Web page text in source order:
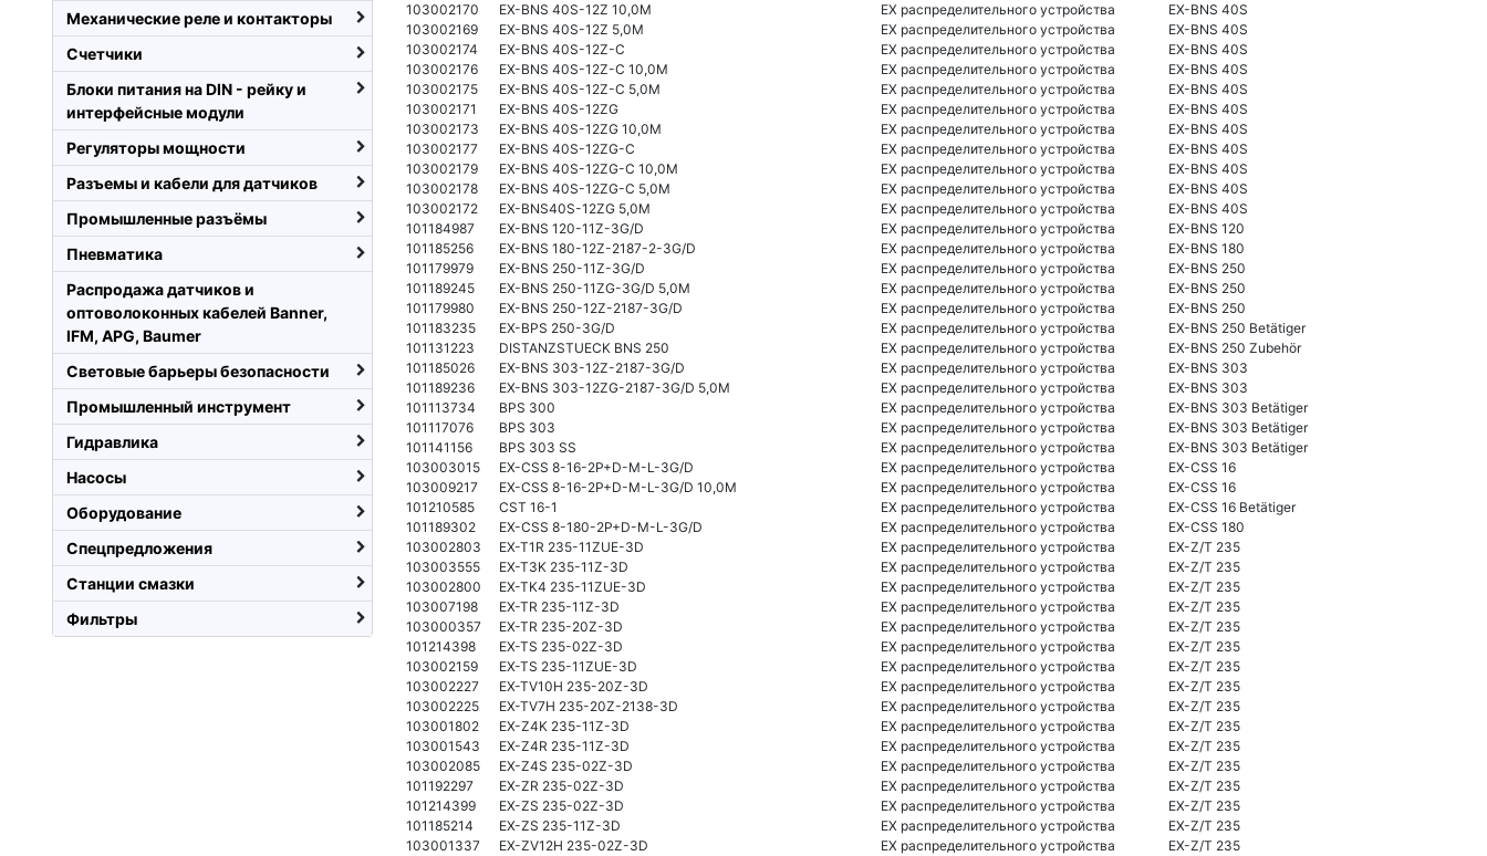
103002170
EX-BNS 40S-12Z 10,0M EX распределительного устройства
EX-BNS 40S
103002169
EX-BNS 40S-12Z 5,0M EX распределительного устройства
EX-BNS 40S
103002174
EX-BNS 40S-12Z-C EX распределительного устройства
EX-BNS 40S
103002176
EX-BNS 40S-12Z-C 10,0M EX распределительного устройства
EX-BNS 40S
103002175
EX-BNS 40S-12Z-C 5,0M EX распределительного устройства
EX-BNS 40S
103002171
EX-BNS 40S-12ZG EX распределительного устройства
EX-BNS 40S
103002173
EX-BNS 40S-12ZG 10,0M EX распределительного устройства
EX-BNS 40S
103002177
EX-BNS 40S-12ZG-C EX распределительного устройства
EX-BNS 40S
103002179
EX-BNS 40S-12ZG-C 10,0M EX распределительного устройства
EX-BNS 40S
103002178
EX-BNS 40S-12ZG-C 5,0M EX распределительного устройства
EX-BNS 40S
103002172
EX-BNS40S-12ZG 5,0M EX распределительного устройства
EX-BNS 40S
101184987
EX-BNS 120-11Z-3G/D EX распределительного устройства
EX-BNS 120
101185256
EX-BNS 180-12Z-2187-2-3G/D EX распределительного устройства
EX-BNS 180
101179979
EX-BNS 250-11Z-3G/D EX распределительного устройства
EX-BNS 250
101189245
EX-BNS 250-11ZG-3G/D 5,0M EX распределительного устройства
EX-BNS 250
101179980
EX-BNS 250-12Z-2187-3G/D EX распределительного устройства
EX-BNS 250
101183235
EX-BPS 250-3G/D EX распределительного устройства
EX-BNS 250 Betätiger
101131223
DISTANZSTUECK BNS 250 EX распределительного устройства
EX-BNS 250 Zubehör
101185026
EX-BNS 303-12Z-2187-3G/D EX распределительного устройства
EX-BNS 303
101189236
EX-BNS 303-12ZG-2187-3G/D 5,0M EX распределительного устройства
EX-BNS 303
101113734
BPS 300 EX распределительного устройства
EX-BNS 303 Betätiger
101117076
BPS 303 EX распределительного устройства
EX-BNS 303 Betätiger
101141156
BPS 303 SS EX распределительного устройства
EX-BNS 303 Betätiger
103003015
EX-CSS 8-16-2P+D-M-L-3G/D EX распределительного устройства
EX-CSS 16
103009217
EX-CSS 8-16-2P+D-M-L-3G/D 10,0M EX распределительного устройства
EX-CSS 16
101210585
CST 16-1 EX распределительного устройства
EX-CSS 16 Betätiger
101189302
EX-CSS 8-180-2P+D-M-L-3G/D EX распределительного устройства
EX-CSS 180
103002803
EX-T1R 235-11ZUE-3D EX распределительного устройства
EX-Z/T 235
103003555
EX-T3K 235-11Z-3D EX распределительного устройства
EX-Z/T 235
103002800
EX-TK4 235-11ZUE-3D EX распределительного устройства
EX-Z/T 235
103007198
EX-TR 235-11Z-3D EX распределительного устройства
EX-Z/T 235
103000357
EX-TR 235-20Z-3D EX распределительного устройства
EX-Z/T 235
101214398
EX-TS 235-02Z-3D EX распределительного устройства
EX-Z/T 235
103002159
EX-TS 235-11ZUE-3D EX распределительного устройства
EX-Z/T 235
103002227
EX-TV10H 235-20Z-3D EX распределительного устройства
EX-Z/T 235
103002225
EX-TV7H 235-20Z-2138-3D EX распределительного устройства
EX-Z/T 235
103001802
EX-Z4K 235-11Z-3D EX распределительного устройства
EX-Z/T 235
103001543
EX-Z4R 235-11Z-3D EX распределительного устройства
EX-Z/T 235
103002085
EX-Z4S 235-02Z-3D EX распределительного устройства
EX-Z/T 235
101192297
EX-ZR 235-02Z-3D EX распределительного устройства
EX-Z/T 235
101214399
EX-ZS 235-02Z-3D EX распределительного устройства
EX-Z/T 235
101185214
EX-ZS 235-11Z-3D EX распределительного устройства
EX-Z/T 235
103001337
EX-ZV12H 235-02Z-3D EX распределительного устройства
EX-Z/T 235
Механические реле и контакторы
Счетчики
Блоки питания на DIN - рейку и
интерфейсные модули
Регуляторы мощности
Разъемы и кабели для датчиков
Промышленные разъёмы
Пневматика
Распродажа датчиков и
оптоволоконных кабелей Banner,
IFM, APG, Baumer
Световые барьеры безопасности
Промышленный инструмент
Гидравлика
Насосы
Оборудование
Спецпредложения
Станции смазки
Фильтры